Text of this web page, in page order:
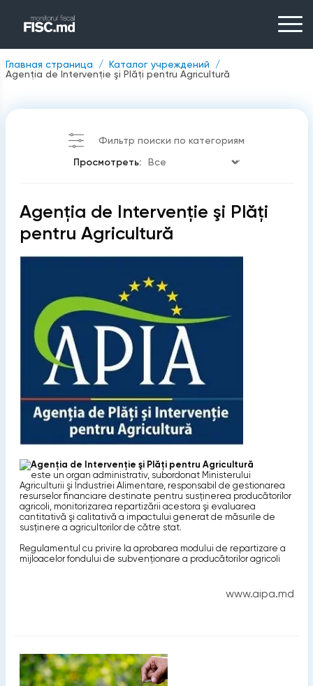
Главная страница
Каталог учреждений
Agenţia de Intervenţie şi Plăţi pentru Agricultură
Фильтр поиски по категориям
Просмотреть:
Agenţia de Intervenţie şi Plăţi
pentru Agricultură
Agenţia de Intervenţie şi Plăţi pentru Agricultură
este un organ administrativ, subordonat Ministerului
Agriculturii şi Industriei Alimentare, responsabil de gestionarea
resurselor financiare destinate pentru susţinerea producătorilor
agricoli, monitorizarea repartizării acestora şi evaluarea
cantitativă şi calitativă a impactului generat de măsurile de
susţinere a agricultorilor de către stat.
Regulamentul cu privire la aprobarea modului de repartizare a
mijloacelor fondului de subvenţionare a producătorilor agricoli
www.aipa.md